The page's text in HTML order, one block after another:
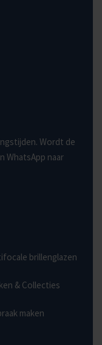
Wordt de
WhatsApp naar
brillenglazen
& Collecties
maken